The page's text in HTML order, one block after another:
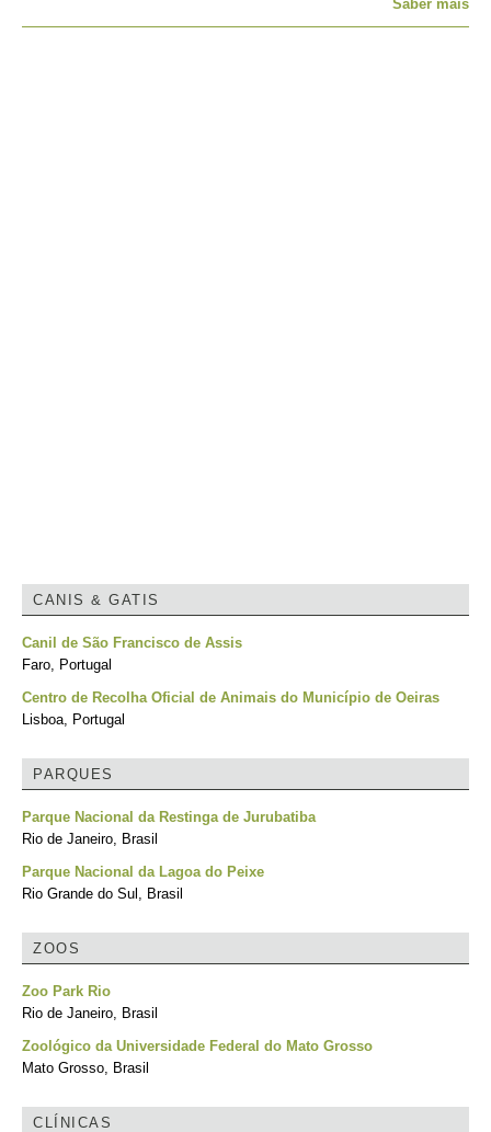
Saber mais
CANIS & GATIS
Canil de São Francisco de Assis
Faro, Portugal
Centro de Recolha Oficial de Animais do Município de Oeiras
Lisboa, Portugal
PARQUES
Parque Nacional da Restinga de Jurubatiba
Rio de Janeiro, Brasil
Parque Nacional da Lagoa do Peixe
Rio Grande do Sul, Brasil
ZOOS
Zoo Park Rio
Rio de Janeiro, Brasil
Zoológico da Universidade Federal do Mato Grosso
Mato Grosso, Brasil
CLÍNICAS